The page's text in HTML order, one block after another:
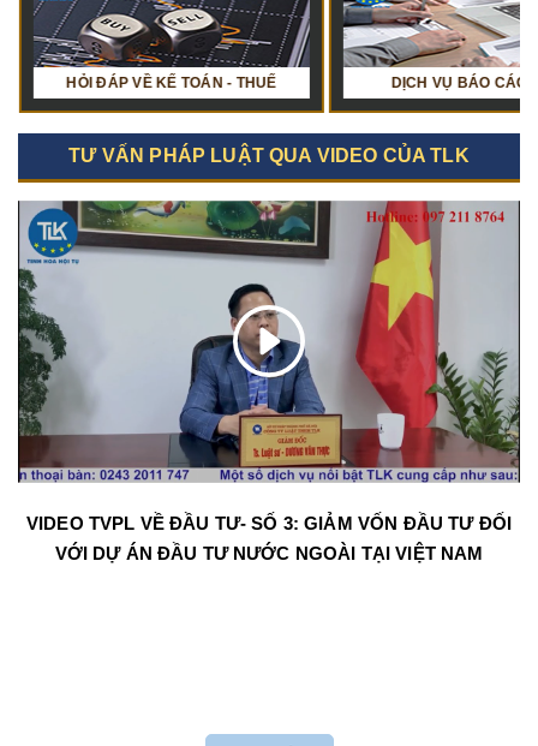
BÁO CÁO TÀI CHÍNH HỎI ĐÁP VỀ KẾ TOÁN - THUẾ
TƯ VẤN PHÁP LUẬT QUA VIDEO CỦA TLK
VIDEO TVPL VỀ ĐẦU TƯ- SỐ 3: GIẢM VỐN ĐẦU TƯ ĐỐI
VỚI DỰ ÁN ĐẦU TƯ NƯỚC NGOÀI TẠI VIỆT NAM